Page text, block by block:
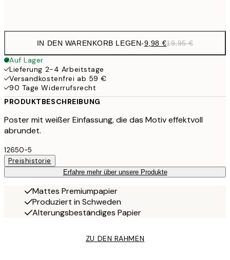
IN DEN WARENKORB LEGEN-9,98 €19,95 €
Auf Lager
Lieferung 2-4 Arbeitstage
Versandkostenfrei ab 59 €
90 Tage Widerrufsrecht
PRODUKTBESCHREIBUNG
Poster mit weißer Einfassung, die das Motiv effektvoll
abrundet.
12650-5
Preishistorie
Erfahre mehr über unsere Produkte
Mattes Premiumpapier
Produziert in Schweden
Alterungsbeständiges Papier
ZU DEN RAHMEN